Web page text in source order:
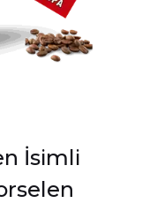
İsimli